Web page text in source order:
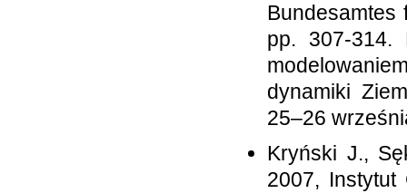
Bundesamtes
pp. 307-314.
dynamiki
25–26
Kryński J.,
2007, Instytut